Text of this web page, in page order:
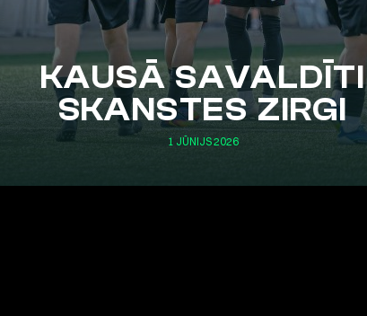
KAUSĀ SAVALDĪTI
SKANSTES ZIRGI
1 JŪNIJS 2026